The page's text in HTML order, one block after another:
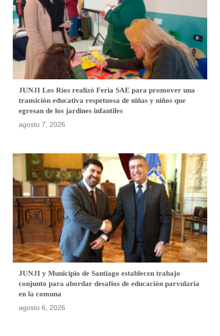
JUNJI Los Ríos realizó Feria SAE para promover una
transición educativa respetuosa de niñas y niños que
egresan de los jardines infantiles
agosto 7, 2026
JUNJI y Municipio de Santiago establecen trabajo
conjunto para abordar desafíos de educación parvularia
en la comuna
agosto 6, 2026